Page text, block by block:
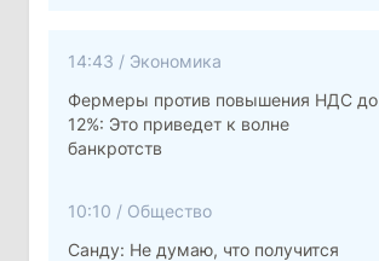
14:43 / Экономика
Фермеры против повышения НДС до
12%: Это приведет к волне
банкротств
10:10 / Общество
Санду: Не думаю, что получится